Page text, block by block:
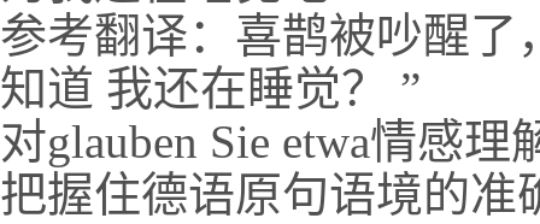
参考翻译：喜鹊被吵醒了
知道 我还在睡觉？ ”
对glauben Sie etwa情感
把握住德语原句语境的准